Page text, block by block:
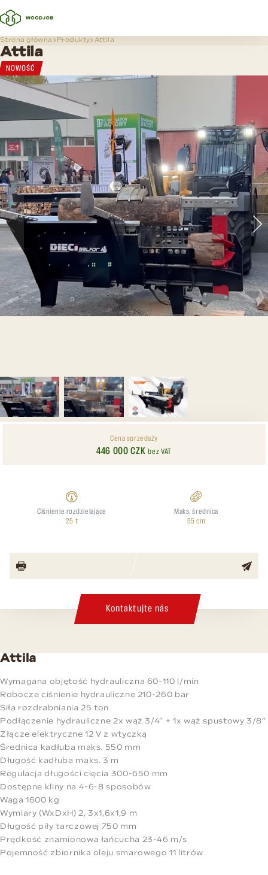
Strona główna Produkty Attila
Attila
NOWOŚĆ
Cena sprzedaży
446 000 CZKbez VAT
Ciśnienie rozdzielające
25 t
Maks. średnica
55 cm
Kontaktujte nás
Attila
Wymagana objętość hydrauliczna 60-110 l/min
Robocze ciśnienie hydrauliczne 210-260 bar
Siła rozdrabniania 25 ton
Podłączenie hydrauliczne 2x wąż 3/4” + 1x wąż spustowy 3/8”
Złącze elektryczne 12 V z wtyczką
Średnica kadłuba maks. 550 mm
Długość kadłuba maks. 3 m
Regulacja długości cięcia 300-650 mm
Dostępne kliny na 4-6-8 sposobów
Waga 1600 kg
Wymiary (WxDxH) 2, 3x1,6x1,9 m
Długość piły tarczowej 750 mm
Prędkość znamionowa łańcucha 23-46 m/s
Pojemność zbiornika oleju smarowego 11 litrów